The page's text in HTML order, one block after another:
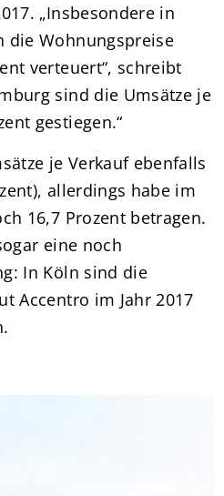
„Insbesondere in
die Wohnungspreise
verteuert“, schreibt
sind die Umsätze je
gestiegen.“
je Verkauf ebenfalls
allerdings habe im
16,7 Prozent betragen.
eine noch
In Köln sind die
Accentro im Jahr 2017